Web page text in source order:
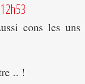
cons les
.. !